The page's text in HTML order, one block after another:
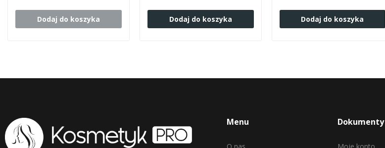
Dodaj do koszyka Dodaj do koszyka Dodaj do koszyka
Menu Dokumenty